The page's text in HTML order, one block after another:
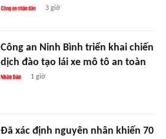
3 giờ
Công an Ninh Bình triển khai chiến
dịch đào tạo lái xe mô tô an toàn
1 giờ
Đã xác định nguyên nhân khiến 70